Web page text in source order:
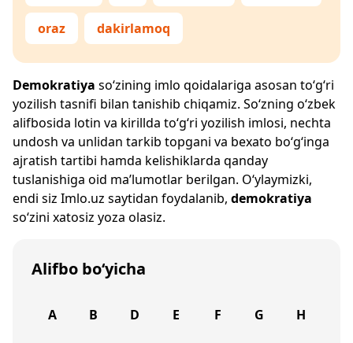
oraz dakirlamoq
Demokratiya so‘zining imlo qoidalariga asosan to‘g‘ri
yozilish tasnifi bilan tanishib chiqamiz. So‘zning o‘zbek
alifbosida lotin va kirillda to‘g‘ri yozilish imlosi, nechta
undosh va unlidan tarkib topgani va bexato bo‘g‘inga
ajratish tartibi hamda kelishiklarda qanday
tuslanishiga oid ma’lumotlar berilgan. O‘ylaymizki,
endi siz Imlo.uz saytidan foydalanib, demokratiya
so‘zini xatosiz yoza olasiz.
Alifbo bo‘yicha
A B D E F G H